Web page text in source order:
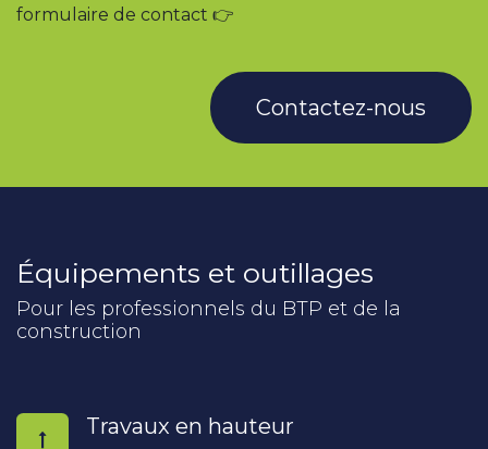
formulaire de contact 👉
Contactez-nous
Équipements et outillages
Pour les professionnels du BTP et de la
construction
Travaux en hauteur